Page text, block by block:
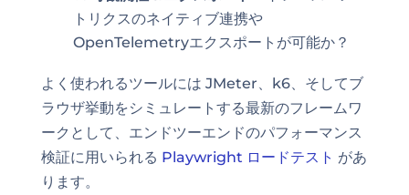
トリクスのネイティブ連携や
OpenTelemetryエクスポートが可能か？
よく使われるツールには JMeter、k6、そしてブ
ラウザ挙動をシミュレートする最新のフレームワ
ークとして、エンドツーエンドのパフォーマンス
検証に用いられる Playwright ロードテスト があ
ります。